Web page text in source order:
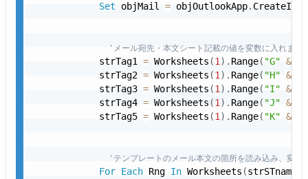
Set objMail = objOutlookApp. CreateItem
'メール宛先・本文シート記載の値を変数に入れます
            strTag1
= Worksheets (1) . Range( "G" &
            strTag2
= Worksheets (1) . Range( "H" &
            strTag3
= Worksheets (1) . Range( "I" &
            strTag4
= Worksheets (1) . Range( "J" &
            strTag5
= Worksheets (1) . Range( "K" &
'テンプレートのメール本文の箇所を読み込み、変数
For Each Rng In Worksheets (